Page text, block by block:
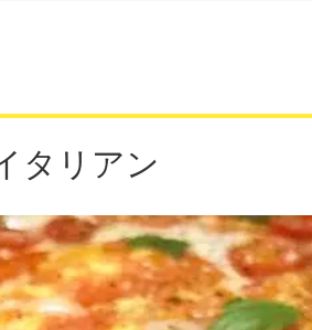
タリアン